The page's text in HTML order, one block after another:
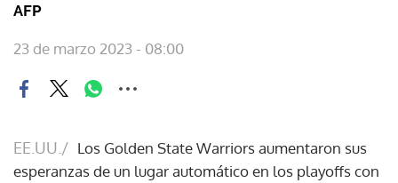
AFP
23 de marzo 2023 - 08:00
EE.UU./ Los Golden State Warriors aumentaron sus
esperanzas de un lugar automático en los playoffs con